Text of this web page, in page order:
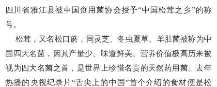
四川省雅江县被中国食用菌协会授予“中国松茸之乡”的称
号。
松茸，又名松口蘑，同灵芝、冬虫夏草、羊肚菌被称为中
国四大名菌，因其产量少、味道鲜美、营养价值极高历来被
视为四大名菌之首，是世界上珍惜名贵的天然药用菌。去年
热播的央视纪录片“舌尖上的中国”首个介绍的食材便是松